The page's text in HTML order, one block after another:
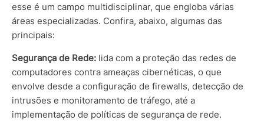
esse é um campo multidisciplinar, que engloba várias
áreas especializadas. Confira, abaixo, algumas das
principais:
Segurança de Rede: lida com a proteção das redes de
computadores contra ameaças cibernéticas, o que
envolve desde a configuração de firewalls, detecção de
intrusões e monitoramento de tráfego, até a
implementação de políticas de segurança de rede.